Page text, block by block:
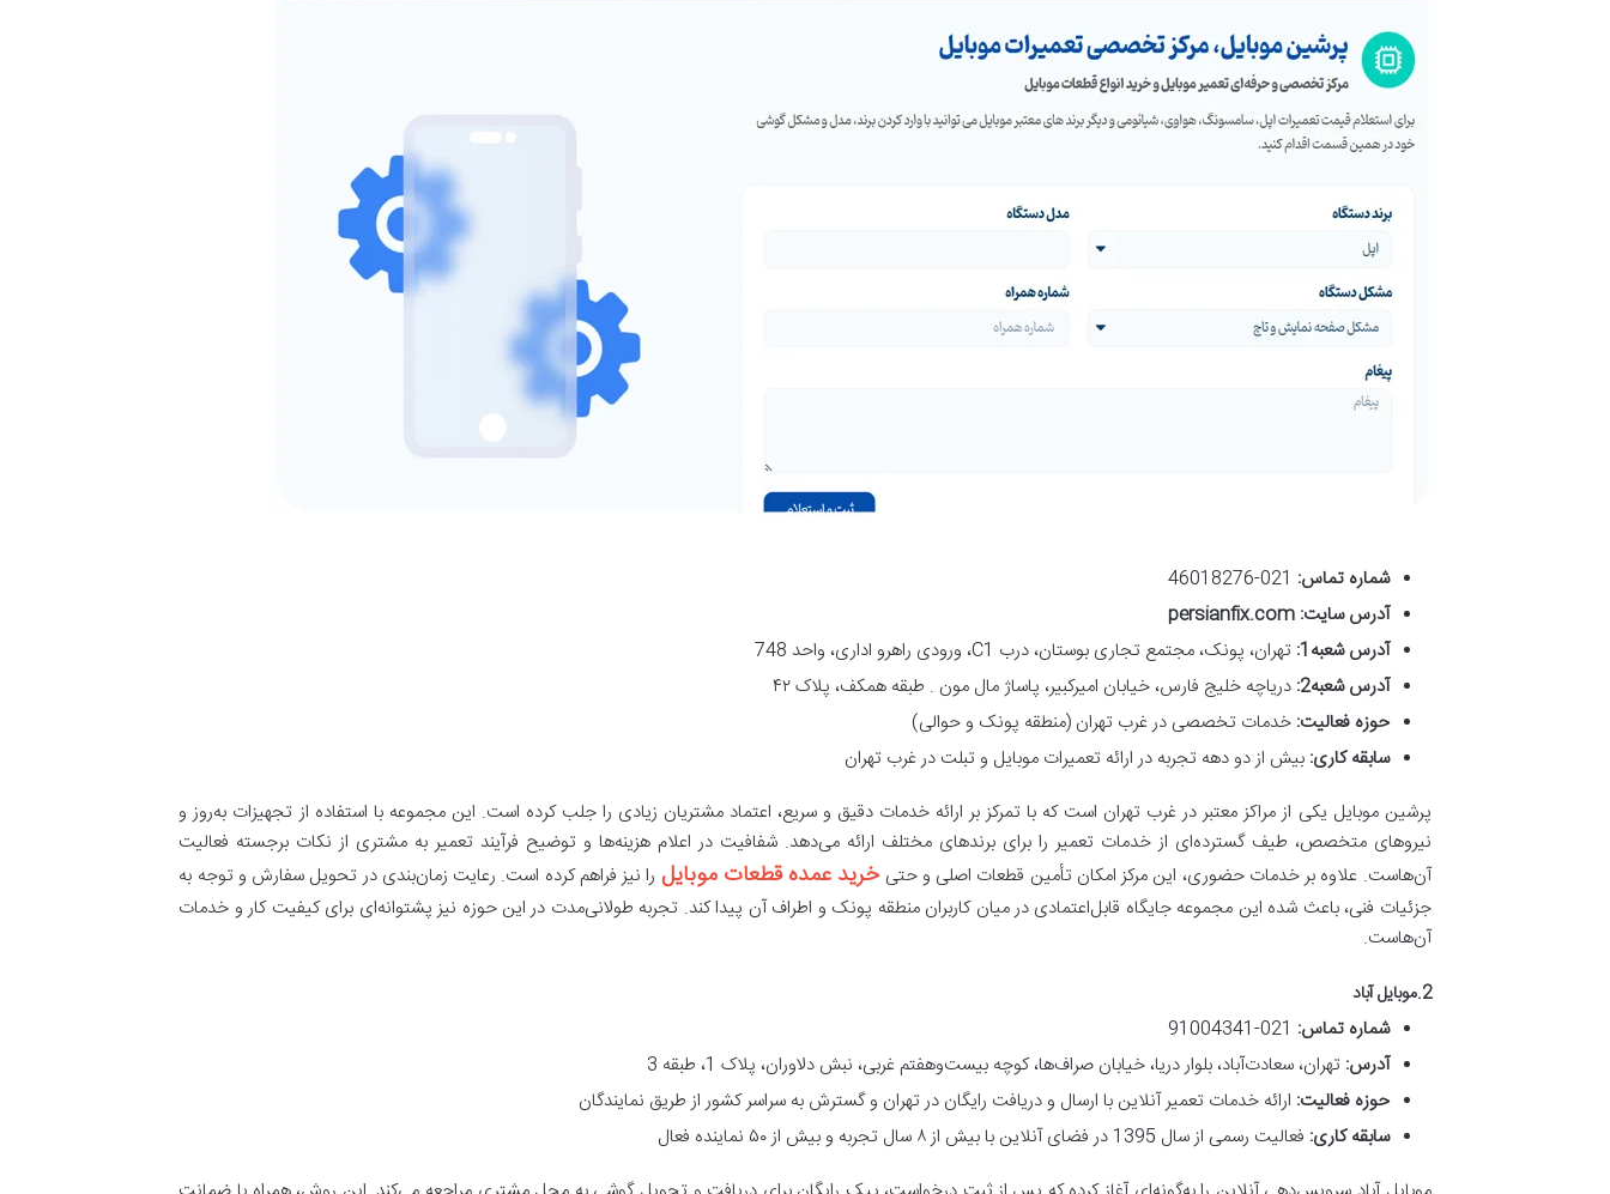
شماره تماس:
آدرس سایت: persianfix.com
آدرس شعبه1 : تهران، پونک، مجتمع تجاری بوستان، درب C1، ورودی راهرو اداری، واحد 748
آدرس شعبه2:
دریاچه خلیج فارس، خیابان امیرکبیر، پاساژ مال مون . طبقه همکف، پلاک ۴۲
حوزه فعالیت: خدمات تخصصی در غرب تهران (منطقه پونک و حوالی)
سابقه کاری: بیش از دو دهه تجربه در ارائه تعمیرات موبایل و تبلت در غرب تهران
پرشین موبایل یکی از مراکز معتبر در غرب تهران است که با تمرکز بر ارائه خدمات دقیق و سریع، اعتماد مشتریان زیادی را جلب کرده است. این مجموعه با استفاده از تجهیزات به‌روز و
نیروهای متخصص، طیف گسترده‌ای از خدمات تعمیر را برای برندهای مختلف ارائه می‌دهد. شفافیت در اعلام هزینه‌ها و توضیح فرآیند تعمیر به مشتری از نکات برجسته فعالیت
آن‌هاست. علاوه بر خدمات حضوری، این مرکز امکان تأمین قطعات اصلی و حتیخرید عمده قطعات موبایل را نیز فراهم کرده است. رعایت زمان‌بندی در تحویل سفارش و توجه به
جزئیات فنی، باعث شده این مجموعه جایگاه قابل‌اعتمادی در میان کاربران منطقه پونک و اطراف آن پیدا کند. تجربه طولانی‌مدت در این حوزه نیز پشتوانه‌ای برای کیفیت کار و خدمات
آن‌هاست.
2.موبایل آباد
شماره تماس:
آدرس: تهران، سعادت‌آباد، بلوار دریا، خیابان صراف‌ها، کوچه بیست‌وهفتم غربی، نبش دلاوران، پلاک 1، طبقه 3
حوزه فعالیت: ارائه خدمات تعمیر آنلاین با ارسال و دریافت رایگان در تهران و گسترش به سراسر کشور از طریق نمایندگان
سابقه کاری: فعالیت رسمی از سال 1395 در فضای آنلاین با بیش از ۸ سال تجربه و بیش از ۵۰ نماینده فعال